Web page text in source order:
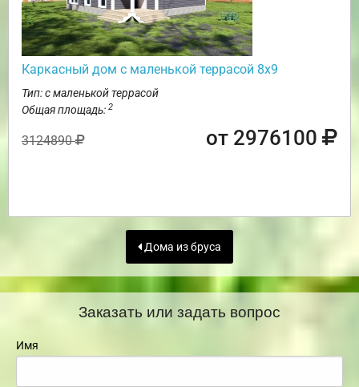
Каркасный дом с маленькой террасой 8х9
Тип: с маленькой террасой
Общая площадь: 2
3124890 от 2976100
Дома из бруса
Заказать или задать вопрос
Имя